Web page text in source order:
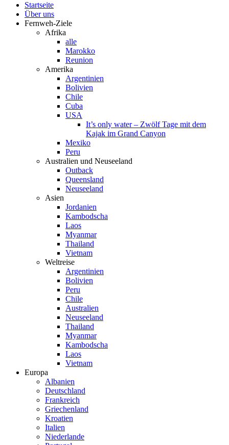
Startseite
Über uns
Fernweh-Ziele
Afrika
alle
Marokko
Reunion
Amerika
Argentinien
Bolivien
Chile
Cuba
USA
It’s only water – Zwölf Tage mit dem
Kajak im Grand Canyon
Mexiko
Peru
Australien und Neuseeland
Outback
Queensland
Neuseeland
Asien
Jordanien
Kambodscha
Laos
Myanmar
Thailand
Vietnam
Weltreise
Argentinien
Bolivien
Peru
Chile
Australien
Neuseeland
Thailand
Myanmar
Kambodscha
Laos
Vietnam
Europa
Albanien
Deutschland
Frankreich
Griechenland
Kroatien
Italien
Niederlande